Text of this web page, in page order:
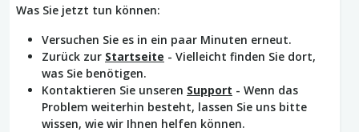
Was Sie jetzt tun können:
Versuchen Sie es in ein paar Minuten erneut.
Zurück zur Startseite - Vielleicht finden Sie dort,
was Sie benötigen.
Kontaktieren Sie unseren Support - Wenn das
Problem weiterhin besteht, lassen Sie uns bitte
wissen, wie wir Ihnen helfen können.